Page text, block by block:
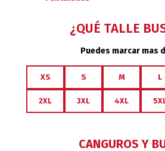
¿QUÉ TALLE
Puedes marcar mas
XS S M L
2XL 3XL 4XL
CANGUROS Y